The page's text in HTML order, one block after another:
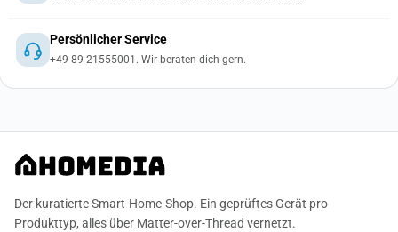
Persönlicher Service
+49 89 21555001. Wir beraten dich gern.
Der kuratierte Smart-Home-Shop. Ein geprüftes Gerät pro
Produkttyp, alles über Matter-over-Thread vernetzt.